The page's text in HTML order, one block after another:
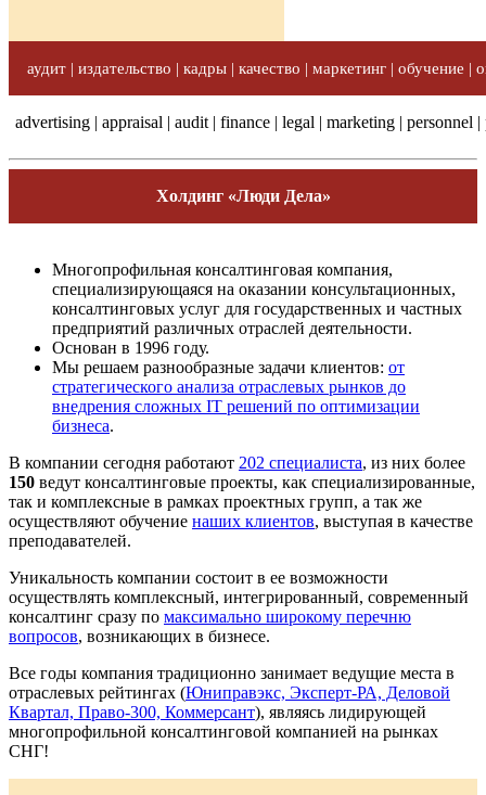
аудит | издательство | кадры | качество | маркетинг | обучение |
advertising | appraisal | audit | finance | legal | marketing |
Холдинг «Люди Дела»
Многопрофильная консалтинговая компания,
специализирующаяся на оказании консультационных,
консалтинговых услуг для государственных и частных
предприятий различных отраслей деятельности.
Основан в 1996 году.
Мы решаем разнообразные задачи клиентов: от
стратегического анализа отраслевых рынков до
внедрения сложных IT решений по оптимизации
бизнеса.
В компании сегодня работают 202 специалиста, из них более
150 ведут консалтинговые проекты, как специализированные,
так и комплексные в рамках проектных групп, а так же
осуществляют обучение наших клиентов, выступая в качестве
преподавателей.
Уникальность компании состоит в ее возможности
осуществлять комплексный, интегрированный, современный
консалтинг сразу по максимально широкому перечню
вопросов, возникающих в бизнесе.
Все годы компания традиционно занимает ведущие места в
отраслевых рейтингах (Юниправэкс, Эксперт-РА, Деловой
Квартал, Право-300, Коммерсант), являясь лидирующей
многопрофильной консалтинговой компанией на рынках
СНГ!